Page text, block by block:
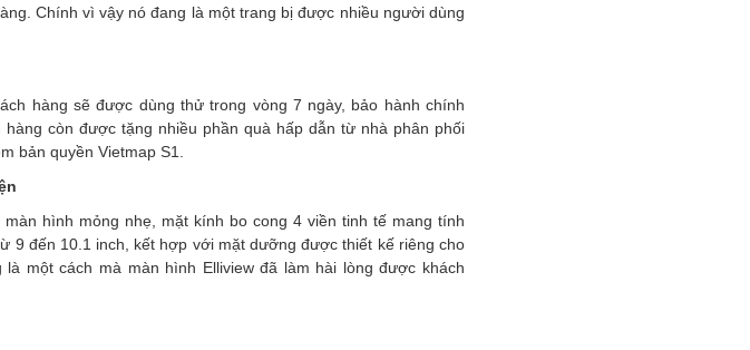
Chính vì vậy nó đang là một trang bị được nhiều người dùng
hàng sẽ được dùng thử trong vòng 7 ngày, bảo hành chính
còn được tặng nhiều phần quà hấp dẫn từ nhà phân phối
bản quyền Vietmap S1.
hình mỏng nhẹ, mặt kính bo cong 4 viền tinh tế mang tính
9 đến 10.1 inch, kết hợp với mặt dưỡng được thiết kế riêng cho
một cách mà màn hình Elliview đã làm hài lòng được khách